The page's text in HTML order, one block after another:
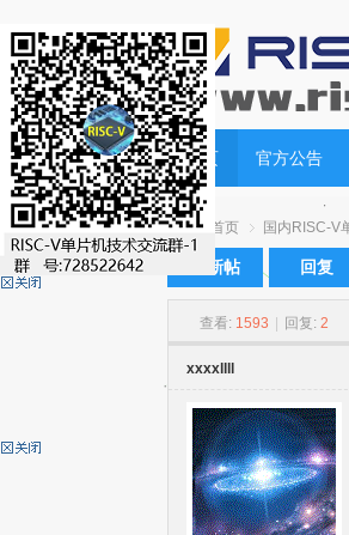
首页 官方公告
首页
›
国内RISC-V
发新帖 回复
查看: 1593 回复: 2
xxxxllll